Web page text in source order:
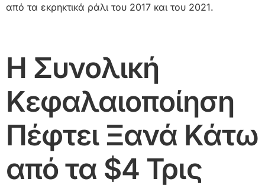
από τα εκρηκτικά ράλι του 2017 και του 2021.
Η Συνολική
Κεφαλαιοποίηση
Πέφτει Ξανά Κάτω
από τα $4 Τρις